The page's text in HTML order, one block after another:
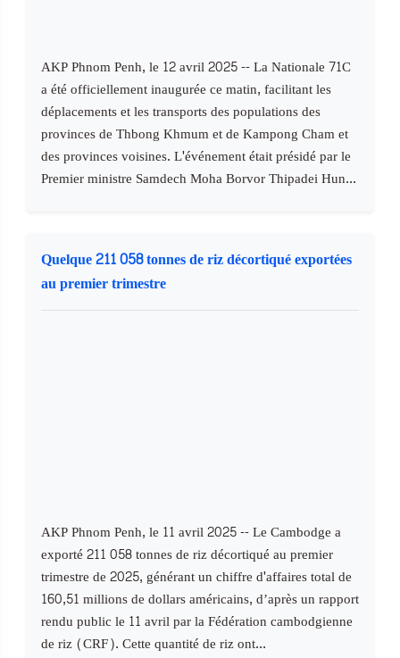
AKP Phnom Penh, le 12 avril 2025 -- La Nationale 71C
a été officiellement inaugurée ce matin, facilitant les
déplacements et les transports des populations des
provinces de Thbong Khmum et de Kampong Cham et
des provinces voisines. L'événement était présidé par le
Premier ministre Samdech Moha Borvor Thipadei Hun...
Quelque 211 058 tonnes de riz décortiqué exportées
au premier trimestre
AKP Phnom Penh, le 11 avril 2025 -- Le Cambodge a
exporté 211 058 tonnes de riz décortiqué au premier
trimestre de 2025, générant un chiffre d'affaires total de
160,51 millions de dollars américains, d’après un rapport
rendu public le 11 avril par la Fédération cambodgienne
de riz (CRF). Cette quantité de riz ont...